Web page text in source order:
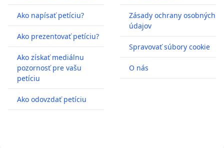
Ako napísať petíciu?
Ako prezentovať petíciu?
Ako získať mediálnu
pozornosť pre vašu
petíciu
Ako odovzdať petíciu
Zásady ochrany osobných
údajov
Spravovať súbory cookie
O nás